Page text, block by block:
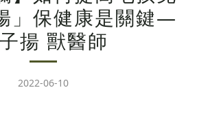
」保健康是關鍵—
揚 獸醫師
2022-06-10